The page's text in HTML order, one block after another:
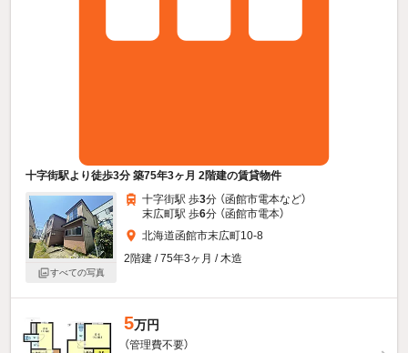
十字街駅より徒歩3分 築75年3ヶ月 2階建の賃貸物件
すべての写真
十字街駅 歩3分 （函館市電本など）
末広町駅 歩6分 （函館市電本）
北海道函館市末広町10-8
2階建 / 75年3ヶ月 / 木造
5万円
（管理費不要）